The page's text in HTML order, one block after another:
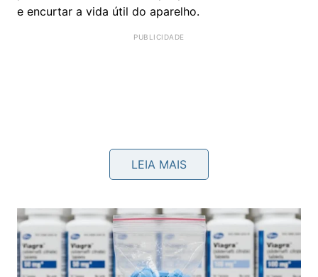
e encurtar a vida útil do aparelho.
Alguns aromas costumam ser bem aceitos no dia a
dia, desde que usados em poucas gotas e em
LEIA MAIS